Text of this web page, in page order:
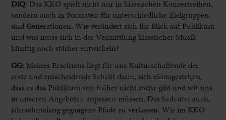
DiQ: Das KKO spielt nicht nur in klassischen Konzertreihen,
sondern auch in Formaten für unterschiedliche Zielgruppen
und Generationen. Wie verändert sich Ihr Blick auf Publikum
und was muss sich in der Vermittlung klassischer Musik
künftig noch stärker entwickeln?
GG: Meines Erachtens liegt für uns Kulturschaffende der
erste und entscheidende Schritt darin, sich einzugestehen,
dass es das Publikum von früher nicht mehr gibt und wir uns
in unseren Angeboten anpassen müssen. Das bedeutet auch,
jahrzehntelang gegangene Pfade zu verlassen. Wir im KKO